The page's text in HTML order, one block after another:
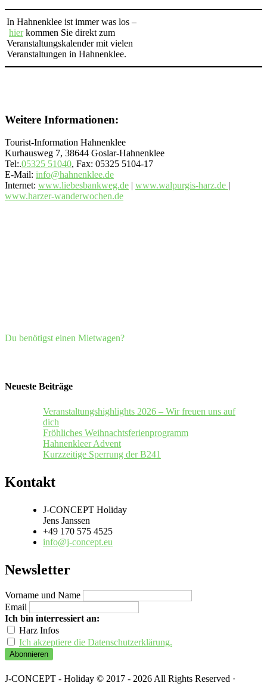
In Hahnenklee ist immer was los –
hierkommen Sie direkt zum
Veranstaltungskalender mit vielen
Veranstaltungen in Hahnenklee.
Weitere Informationen:
Tourist-Information Hahnenklee
Kurhausweg 7, 38644 Goslar-Hahnenklee
Tel:.05325 51040, Fax: 05325 5104-17
E-Mail: info@hahnenklee.de
Internet: www.liebesbankweg.de | www.walpurgis-harz.de |
www.harzer-wanderwochen.de
Du benötigst einen Mietwagen?
Neueste Beiträge
Veranstaltungshighlights 2026 – Wir freuen uns auf
dich
Fröhliches Weihnachtsferienprogramm
Hahnenkleer Advent
Kurzzeitige Sperrung der B241
Kontakt
J-CONCEPT Holiday
Jens Janssen
+49 170 575 4525
info@j-concept.eu
Newsletter
Vorname und Name
Email
Ich bin interressiert an:
Harz Infos
Ich akzeptiere die Datenschutzerklärung.
J-CONCEPT - Holiday © 2017 - 2026 All Rights Reserved ·